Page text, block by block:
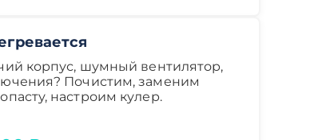
корпус, шумный вентилятор,
Почистим, заменим
настроим кулер.